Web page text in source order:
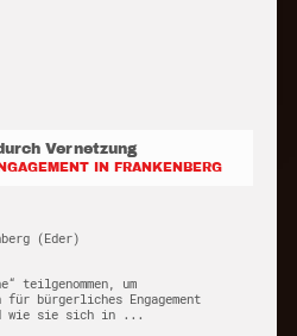
Vernetzung
IN FRANKENBERG
(Eder)
teilgenommen, um
für bürgerliches Engagement
wie sie sich in ...